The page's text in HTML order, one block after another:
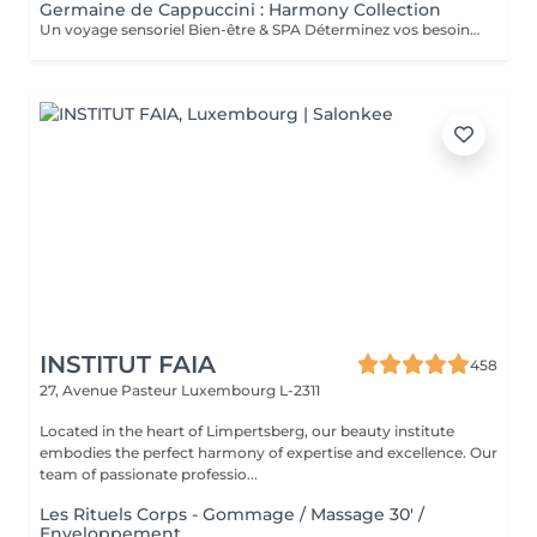
Germaine de Cappuccini : Harmony Collection
Un voyage sensoriel Bien-être & SPA Déterminez vos besoins à l'aide des 4 huiles essentielles ACTIMOOD.Pure sensation- Balance sensation- Zen sensation- Power sensation Exfoliation du corps -massage du corps- massage du cuir chevelu si souhaité- Laissez-vous emporter dans un voyage sensoriel grâce à un soin corporel adapté à vos besoins.
INSTITUT FAIA
458
27, Avenue Pasteur Luxembourg L-2311
Located in the heart of Limpertsberg, our beauty institute
embodies the perfect harmony of expertise and excellence. Our
team of passionate professio...
Les Rituels Corps - Gommage / Massage 30' /